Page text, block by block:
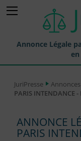
Annonce Légale
Annonces Légales
Journaux Habilités
JuriPresse
PARIS INTENDANCE
ANNONCE
PARIS